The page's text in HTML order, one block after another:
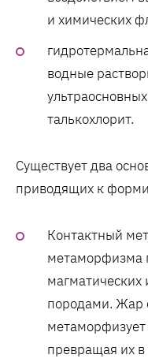
и химических
водные
талькохлорит.
Существует два
приводящих к
Контактный
метаморфизма
магматических
породами. Жар
превращая их в